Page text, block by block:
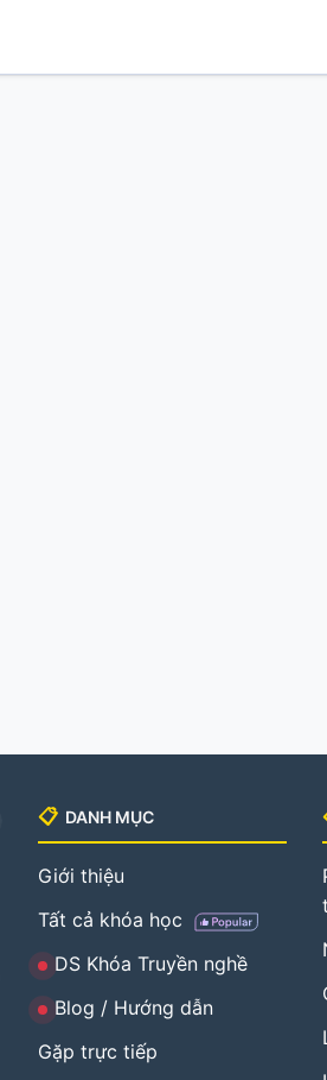
📋 DANH MỤC
Giới thiệu
Tất cả khóa học
DS Khóa Truyền nghề
Blog / Hướng dẫn
Gặp trực tiếp